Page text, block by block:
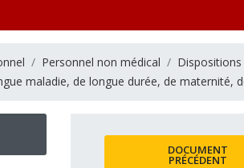
Personnel non médical
maladie, de longue durée, de
DOCUMENT
PRÉCÉDENT